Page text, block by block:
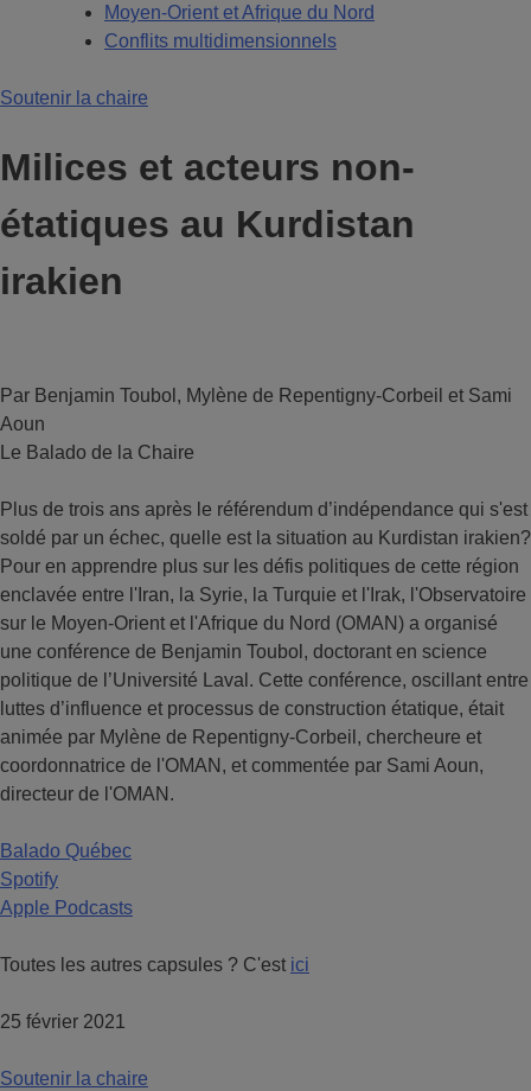
Moyen-Orient et Afrique du Nord
Conflits multidimensionnels
Soutenir la chaire
Milices et acteurs non-
étatiques au Kurdistan
irakien
Par Benjamin Toubol, Mylène de Repentigny-Corbeil et Sami
Aoun
Le Balado de la Chaire
Plus de trois ans après le référendum d’indépendance qui s'est
soldé par un échec, quelle est la situation au Kurdistan irakien?
Pour en apprendre plus sur les défis politiques de cette région
enclavée entre l'Iran, la Syrie, la Turquie et l'Irak, l'Observatoire
sur le Moyen-Orient et l'Afrique du Nord (OMAN) a organisé
une conférence de Benjamin Toubol, doctorant en science
politique de l’Université Laval. Cette conférence, oscillant entre
luttes d’influence et processus de construction étatique, était
animée par Mylène de Repentigny-Corbeil, chercheure et
coordonnatrice de l'OMAN, et commentée par Sami Aoun,
directeur de l'OMAN.
Balado Québec
Spotify
Apple Podcasts
Toutes les autres capsules ? C'est ici
25 février 2021
Soutenir la chaire